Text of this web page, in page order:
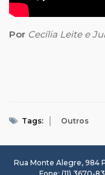
Por Cecília Leite e
Tags: Outros
Rua Monte Alegre, 984